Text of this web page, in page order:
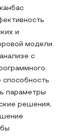
и
модели.
с
параметры
решения,